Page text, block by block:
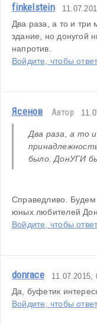
finkelstein
Два раза, а то и три
здание, но донугой
напротив.
Войдите, чтобы
Ясенов Автор
Два раза, а то
было. ДонУГИ
Справедливо. Будем
юных любителей
Войдите, чтобы
donrace 11.07.2015,
Да, буфетик
Войдите, чтобы